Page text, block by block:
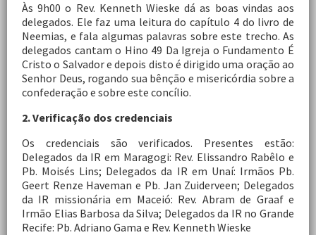
Às 9h00 o Rev. Kenneth Wieske dá as boas vindas aos
delegados. Ele faz uma leitura do capítulo 4 do livro de
Neemias, e fala algumas palavras sobre este trecho. As
delegados cantam o Hino 49 Da Igreja o Fundamento É
Cristo o Salvador e depois disto é dirigido uma oração ao
Senhor Deus, rogando sua bênção e misericórdia sobre a
confederação e sobre este concílio.
2. Verificação dos credenciais
Os credenciais são verificados. Presentes estão:
Delegados da IR em Maragogi: Rev. Elissandro Rabêlo e
Pb. Moisés Lins; Delegados da IR em Unaí: Irmãos Pb.
Geert Renze Haveman e Pb. Jan Zuiderveen; Delegados
da IR missionária em Maceió: Rev. Abram de Graaf e
Irmão Elias Barbosa da Silva; Delegados da IR no Grande
Recife: Pb. Adriano Gama e Rev. Kenneth Wieske